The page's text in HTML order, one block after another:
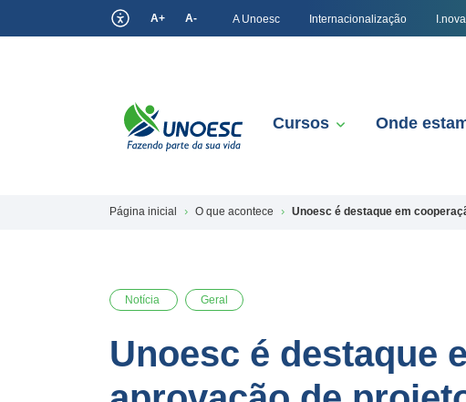
A+ A- A Unoesc Internacionalização I.nova
Cursos Onde
Página inicial O que acontece Unoesc é destaque em
Notícia Geral
Unoesc é destaque